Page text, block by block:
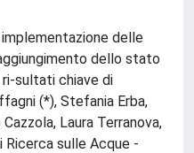
delle
dello stato
sultati chiave di
(*), Stefania Erba,
Laura Terranova,
sulle Acque -